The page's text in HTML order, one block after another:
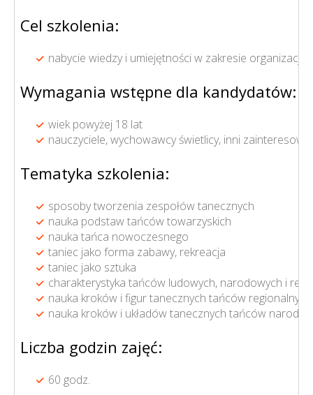
Cel szkolenia:
nabycie wiedzy i umiejętności w zakresie
Wymagania wstępne dla kandydatów:
wiek powyżej 18 lat
nauczyciele, wychowawcy świetlicy, inni
Tematyka szkolenia:
sposoby tworzenia zespołów tanecznych
nauka podstaw tańców towarzyskich
nauka tańca nowoczesnego
taniec jako forma zabawy, rekreacja
taniec jako sztuka
charakterystyka tańców ludowych, narodowych i
nauka kroków i figur tanecznych tańców regionalnych
nauka kroków i układów tanecznych tańców
Liczba godzin zajęć:
60 godz.